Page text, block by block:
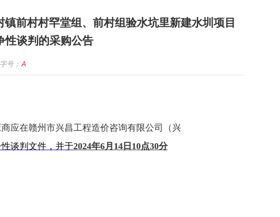
前村村罕堂组、前村组验水坑里新建水圳项目
性谈判的采购公告
字号： A
应在赣州市兴昌工程造价咨询有限公司
（兴
谈判文件，并于2024年6月 14日10点30分